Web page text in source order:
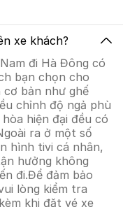
xe khách?
đi Hà Đông có
bạn chọn cho
bản như ghế
chỉnh độ ngả phù
hiện đại đều có
ra ở một số
hình tivi cá nhân,
hưởng không
đi.Để đảm bảo
lòng kiểm tra
khi đặt vé xe